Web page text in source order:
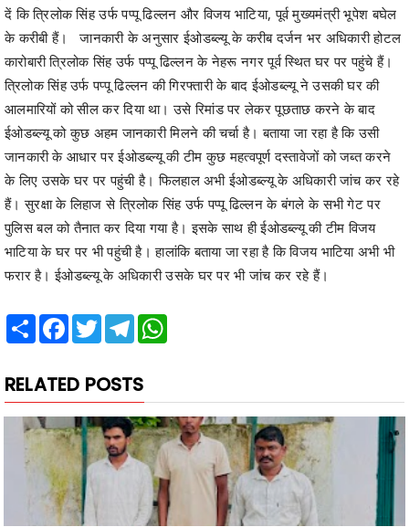
दें कि त्रिलोक सिंह उर्फ पप्पू ढिल्लन और विजय भाटिया, पूर्व मुख्यमंत्री भूपेश बघेल
के करीबी हैं। जानकारी के अनुसार ईओडब्ल्यू के करीब दर्जन भर अधिकारी होटल
कारोबारी त्रिलोक सिंह उर्फ पप्पू ढिल्लन के नेहरू नगर पूर्व स्थित घर पर पहुंचे हैं।
त्रिलोक सिंह उर्फ पप्पू ढिल्लन की गिरफ्तारी के बाद ईओडब्ल्यू ने उसकी घर की
आलमारियों को सील कर दिया था। उसे रिमांड पर लेकर पूछताछ करने के बाद
ईओडब्ल्यू को कुछ अहम जानकारी मिलने की चर्चा है। बताया जा रहा है कि उसी
जानकारी के आधार पर ईओडब्ल्यू की टीम कुछ महत्वपूर्ण दस्तावेजों को जब्त करने
के लिए उसके घर पर पहुंची है। फिलहाल अभी ईओडब्ल्यू के अधिकारी जांच कर रहे
हैं। सुरक्षा के लिहाज से त्रिलोक सिंह उर्फ पप्पू ढिल्लन के बंगले के सभी गेट पर
पुलिस बल को तैनात कर दिया गया है। इसके साथ ही ईओडब्ल्यू की टीम विजय
भाटिया के घर पर भी पहुंची है। हालांकि बताया जा रहा है कि विजय भाटिया अभी भी
फरार है। ईओडब्ल्यू के अधिकारी उसके घर पर भी जांच कर रहे हैं।
Share Facebook
TwitterTelegram
RELATED POSTS